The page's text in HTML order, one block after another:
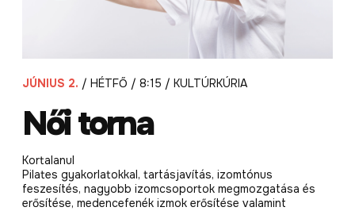
JÚNIUS 2. / HÉTFŐ / 8:15 / KULTÚRKÚRIA
Női torna
Kortalanul
Pilates gyakorlatokkal, tartásjavítás, izomtónus
feszesítés, nagyobb izomcsoportok megmozgatása és
erősítése, medencefenék izmok erősítése valamint